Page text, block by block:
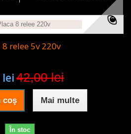
8 relee 5v 220v
lei42,00 lei
coş Mai multe
În stoc